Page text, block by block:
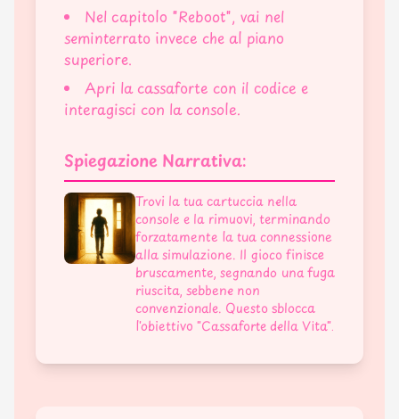
Nel capitolo "Reboot", vai nel
seminterrato invece che al piano
superiore.
Apri la cassaforte con il codice e
interagisci con la console.
Spiegazione Narrativa:
Trovi la tua cartuccia nella
console e la rimuovi, terminando
forzatamente la tua connessione
alla simulazione. Il gioco finisce
bruscamente, segnando una fuga
riuscita, sebbene non
convenzionale. Questo sblocca
l'obiettivo "Cassaforte della Vita".